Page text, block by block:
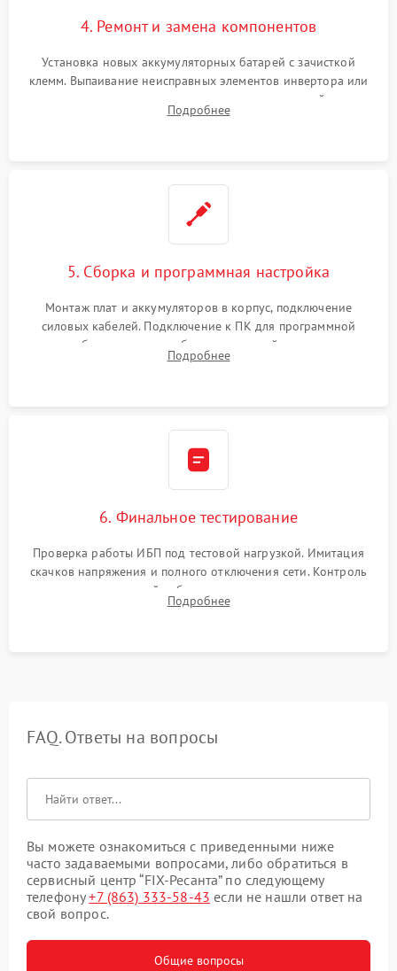
4. Ремонт и замена компонентов
Установка новых аккумуляторных батарей с зачисткой
клемм. Выпаивание неисправных элементов инвертора или
цепи зарядки и монтаж новых радиодеталей.
Восстановление поврежденных токоведущих дорожек и
Подробнее
5. Сборка и программная настройка
Монтаж плат и аккумуляторов в корпус, подключение
силовых кабелей. Подключение к ПК для программной
калибровки констант батареи, настройки порогов
срабатывания AVR и сброса счетчиков старения АКБ.
Подробнее
6. Финальное тестирование
Проверка работы ИБП под тестовой нагрузкой. Имитация
скачков напряжения и полного отключения сети. Контроль
времени автономной работы, температурного режима и
корректности формы выходного сигнала.
Подробнее
FAQ. Ответы на вопросы
Вы можете ознакомиться с приведенными ниже
часто задаваемыми вопросами, либо обратиться в
сервисный центр “FIX-Ресанта” по следующему
телефону+7 (863) 333-58-43 если не нашли ответ на
свой вопрос.
Общие вопросы